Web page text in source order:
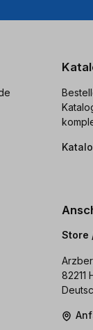
Store
82211